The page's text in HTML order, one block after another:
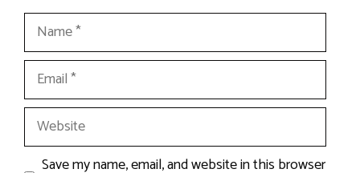
Name
Email
Website
Save my name, email, and website in this browser